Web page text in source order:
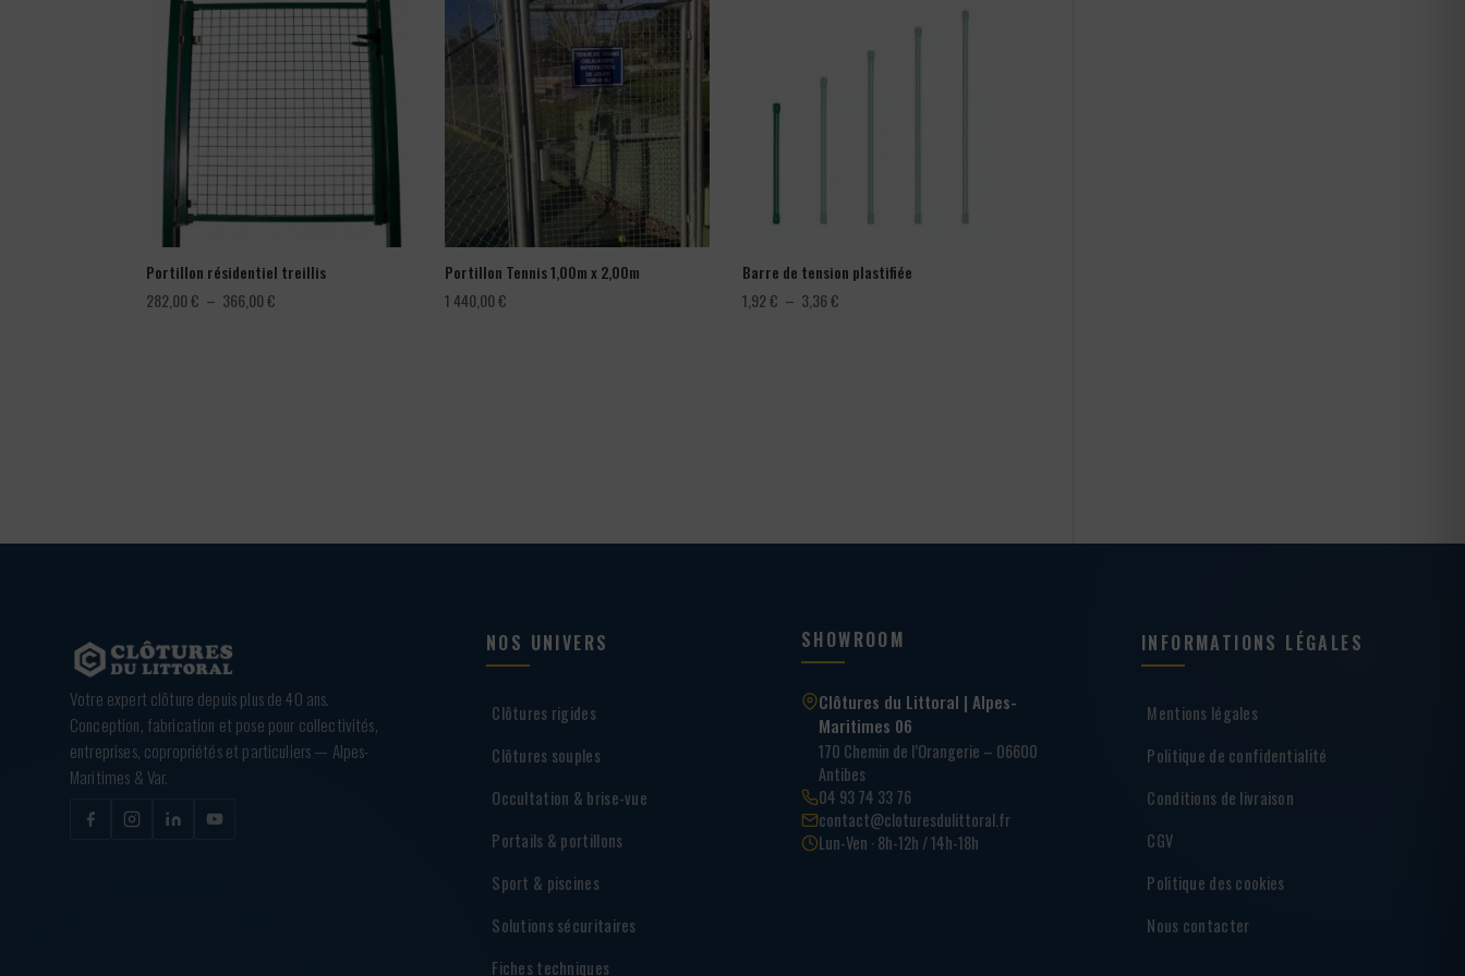
Portillon résidentiel treillis
282,00€ – 366,00€
Portillon Tennis 1,00m x 2,00m
1 440,00€
Barre de tension plastifiée
1,92€ – 3,36€
Votre expert clôture depuis plus de 40 ans.
Conception, fabrication et pose pour collectivités,
entreprises, copropriétés et particuliers — Alpes-
Maritimes & Var.
NOS UNIVERS
Clôtures rigides
Clôtures souples
Occultation & brise-vue
Portails & portillons
Sport & piscines
Solutions sécuritaires
Fiches techniques
SHOWROOM
Clôtures du Littoral | Alpes-
Maritimes 06
170 Chemin de l’Orangerie – 06600
Antibes
04 93 74 33 76
contact@cloturesdulittoral.fr
Lun-Ven · 8h-12h / 14h-18h
INFORMATIONS LÉGALES
Mentions légales
Politique de confidentialité
Conditions de livraison
CGV
Politique des cookies
Nous contacter